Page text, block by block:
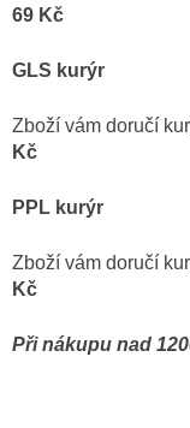
69 Kč
GLS kurýr
Zboží vám doručí
Kč
PPL kurýr
Zboží vám doručí
Kč
Při nákupu nad